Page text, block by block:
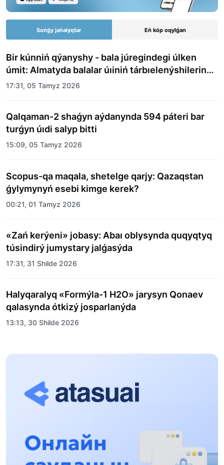
Sońǵy jańalyqtar Eń kóp oqylǵan
Bir kúnniń qýanyshy - bala júregindegi úlken
úmit: Almatyda balalar úıiniń tárbıelenýshilerine
merekelik kún uıymdastyryldy
17:31, 05 Tamyz 2026
Qalqaman-2 shaǵyn aýdanynda 594 páteri bar
turǵyn úıdi salyp bitti
15:09, 05 Tamyz 2026
Scopus-qa maqala, shetelge qarjy: Qazaqstan
ǵylymynyń esebi kimge kerek?
00:21, 01 Tamyz 2026
«Zań kerýeni» jobasy: Abaı oblysynda quqyqtyq
túsindirý jumystary jalǵasýda
17:31, 31 Shilde 2026
Halyqaralyq «Formýla-1 H2O» jarysyn Qonaev
qalasynda ótkizý josparlanýda
13:13, 30 Shilde 2026
Asqat Asylbekov: Kúshti bılikke kúshti tulǵalar
12:01, 28 Shilde 2026
16:15, 27 Shilde 2026